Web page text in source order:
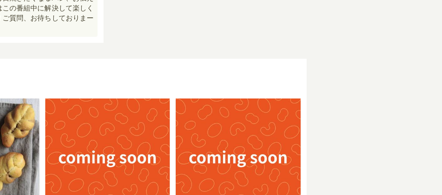
の番組中に解決して楽しく
質問、お待ちしておりまー